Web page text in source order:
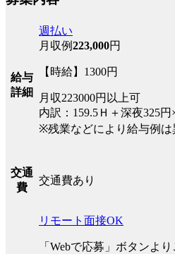
給与
詳細
週払い
月収例223,000円
【時給】1300円
月収223000円以上可
内訳：159.5Ｈ＋深夜325円
※残業などにより給与例は
交通
費
交通費あり
リモート面接OK
「Webで応募」ボタンよ